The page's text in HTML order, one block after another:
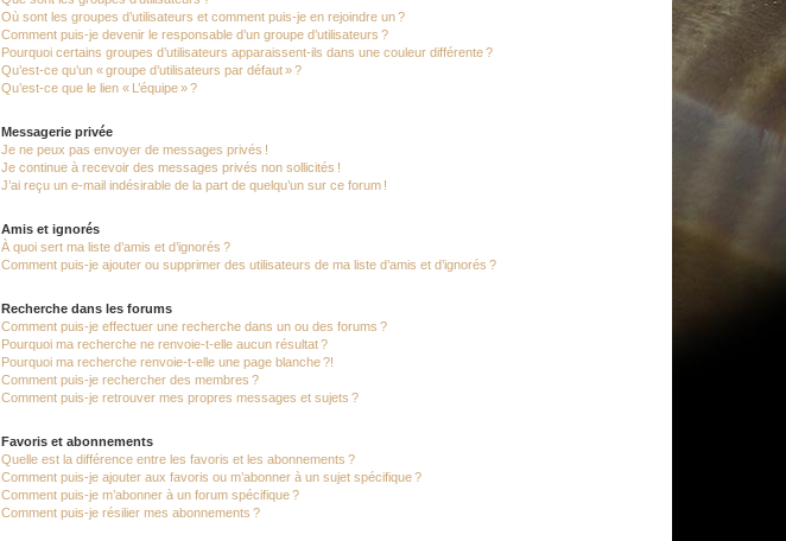
Où sont les groupes d’utilisateurs et comment puis-je en rejoindre un ?
Comment puis-je devenir le responsable d’un groupe d’utilisateurs ?
Pourquoi certains groupes d’utilisateurs apparaissent-ils dans une couleur différente ?
Qu’est-ce qu’un « groupe d’utilisateurs par défaut » ?
Qu’est-ce que le lien « L’équipe » ?
Messagerie privée
Je ne peux pas envoyer de messages privés !
Je continue à recevoir des messages privés non sollicités !
J’ai reçu un e-mail indésirable de la part de quelqu’un sur ce forum !
Amis et ignorés
À quoi sert ma liste d’amis et d’ignorés ?
Comment puis-je ajouter ou supprimer des utilisateurs de ma liste d’amis et d’ignorés ?
Recherche dans les forums
Comment puis-je effectuer une recherche dans un ou des forums ?
Pourquoi ma recherche ne renvoie-t-elle aucun résultat ?
Pourquoi ma recherche renvoie-t-elle une page blanche ?!
Comment puis-je rechercher des membres ?
Comment puis-je retrouver mes propres messages et sujets ?
Favoris et abonnements
Quelle est la différence entre les favoris et les abonnements ?
Comment puis-je ajouter aux favoris ou m’abonner à un sujet spécifique ?
Comment puis-je m’abonner à un forum spécifique ?
Comment puis-je résilier mes abonnements ?